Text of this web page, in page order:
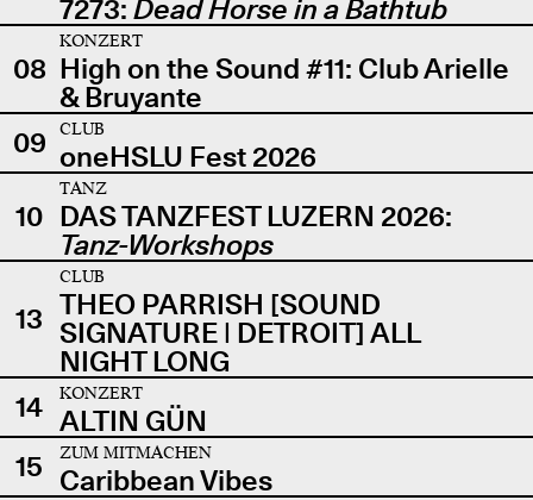
7273: Dead Horse in a Bathtub
08
KONZERT
High on the Sound #11: Club Arielle
& Bruyante
09
CLUB
oneHSLU Fest 2026
10
TANZ
DAS TANZFEST LUZERN 2026:
Tanz-Workshops
13
CLUB
THEO PARRISH [SOUND
SIGNATURE | DETROIT] ALL
NIGHT LONG
14
KONZERT
ALTIN GÜN
15
ZUM MITMACHEN
Caribbean Vibes